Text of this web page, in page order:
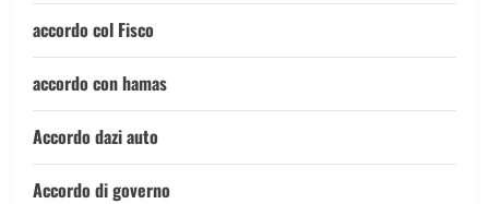
accordo col Fisco
accordo con hamas
Accordo dazi auto
Accordo di governo